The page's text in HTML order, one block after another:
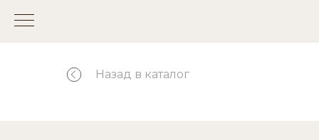
Назад в каталог